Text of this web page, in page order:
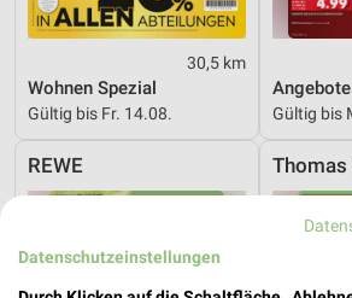
30,5 km
Wohnen Spezial
Gültig bis Fr. 14.08. Gültig bis
REWE Thomas
Datenschutzeinstellungen